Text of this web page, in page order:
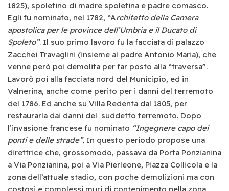
1825), spoletino di madre spoletina e padre comasco.
Egli fu nominato, nel 1782, “Architetto della Camera
apostolica per le province dell’Umbria e il Ducato di
Spoleto”. Il suo primo lavoro fu la facciata di palazzo
Zacchei Travaglini (insieme al padre Antonio Maria), che
venne però poi demolita per far posto alla “traversa”.
Lavorò poi alla facciata nord del Municipio, ed in
Valnerina, anche come perito per i danni del terremoto
del 1786. Ed anche su Villa Redenta dal 1805, per
restaurarla dai danni del suddetto terremoto. Dopo
l’invasione francese fu nominato “Ingegnere capo dei
ponti e delle strade”. In questo periodo propose una
direttrice che, grossomodo, passava da Porta Ponzianina
a Via Ponzianina, poi a Via Pierleone, Piazza Collicola e la
zona dell’attuale stadio, con poche demolizioni ma con